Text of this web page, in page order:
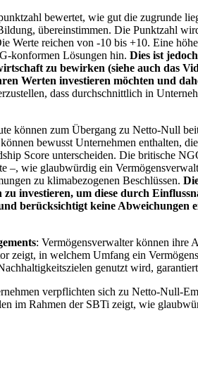
bewertet, wie gut die zugrunde
übereinstimmen. Die Punktzahl
Werte reichen von -10 bis +10. Eine
konformen Lösungen hin. Dies ist
zu bewirken (siehe auch das
Werten investieren möchten und
dass durchschnittlich in
können zum Übergang zu Netto-Null
bewusst Unternehmen enthalten,
Score unterscheiden. Die britische
–, wie glaubwürdig ein
zu klimabezogenen Beschlüssen.
investieren, um diese durch
berücksichtigt keine Abweichungen
: Vermögensverwalter können ihre
zeigt, in welchem Umfang ein
genutzt wird,
verpflichten sich zu Netto-Null-
im Rahmen der SBTi zeigt, wie